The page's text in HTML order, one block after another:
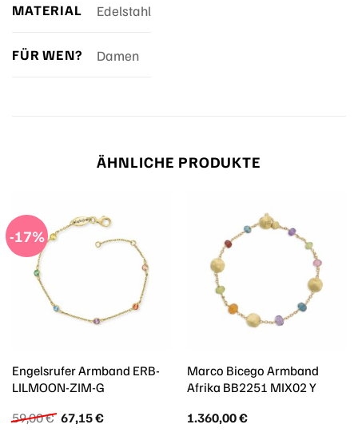
MATERIAL Edelstahl
FÜR WEN? Damen
ÄHNLICHE PRODUKTE
-17%
Engelsrufer Armband ERB-
LILMOON-ZIM-G
59,00€ Ursprünglicher
Preis
67,15€Aktueller
Marco Bicego Armband
Afrika BB2251 MIX02 Y
1.360,00€